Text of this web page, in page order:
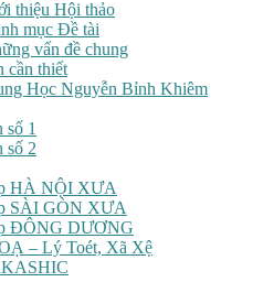
thiệu Hội thảo
mục Đề tài
vấn đề chung
cần thiết
Học Nguyễn Bỉnh Khiêm
số 1
số 2
HÀ NỘI XƯA
SÀI GÒN XƯA
ĐÔNG DƯƠNG
– Lý Toét, Xã Xệ